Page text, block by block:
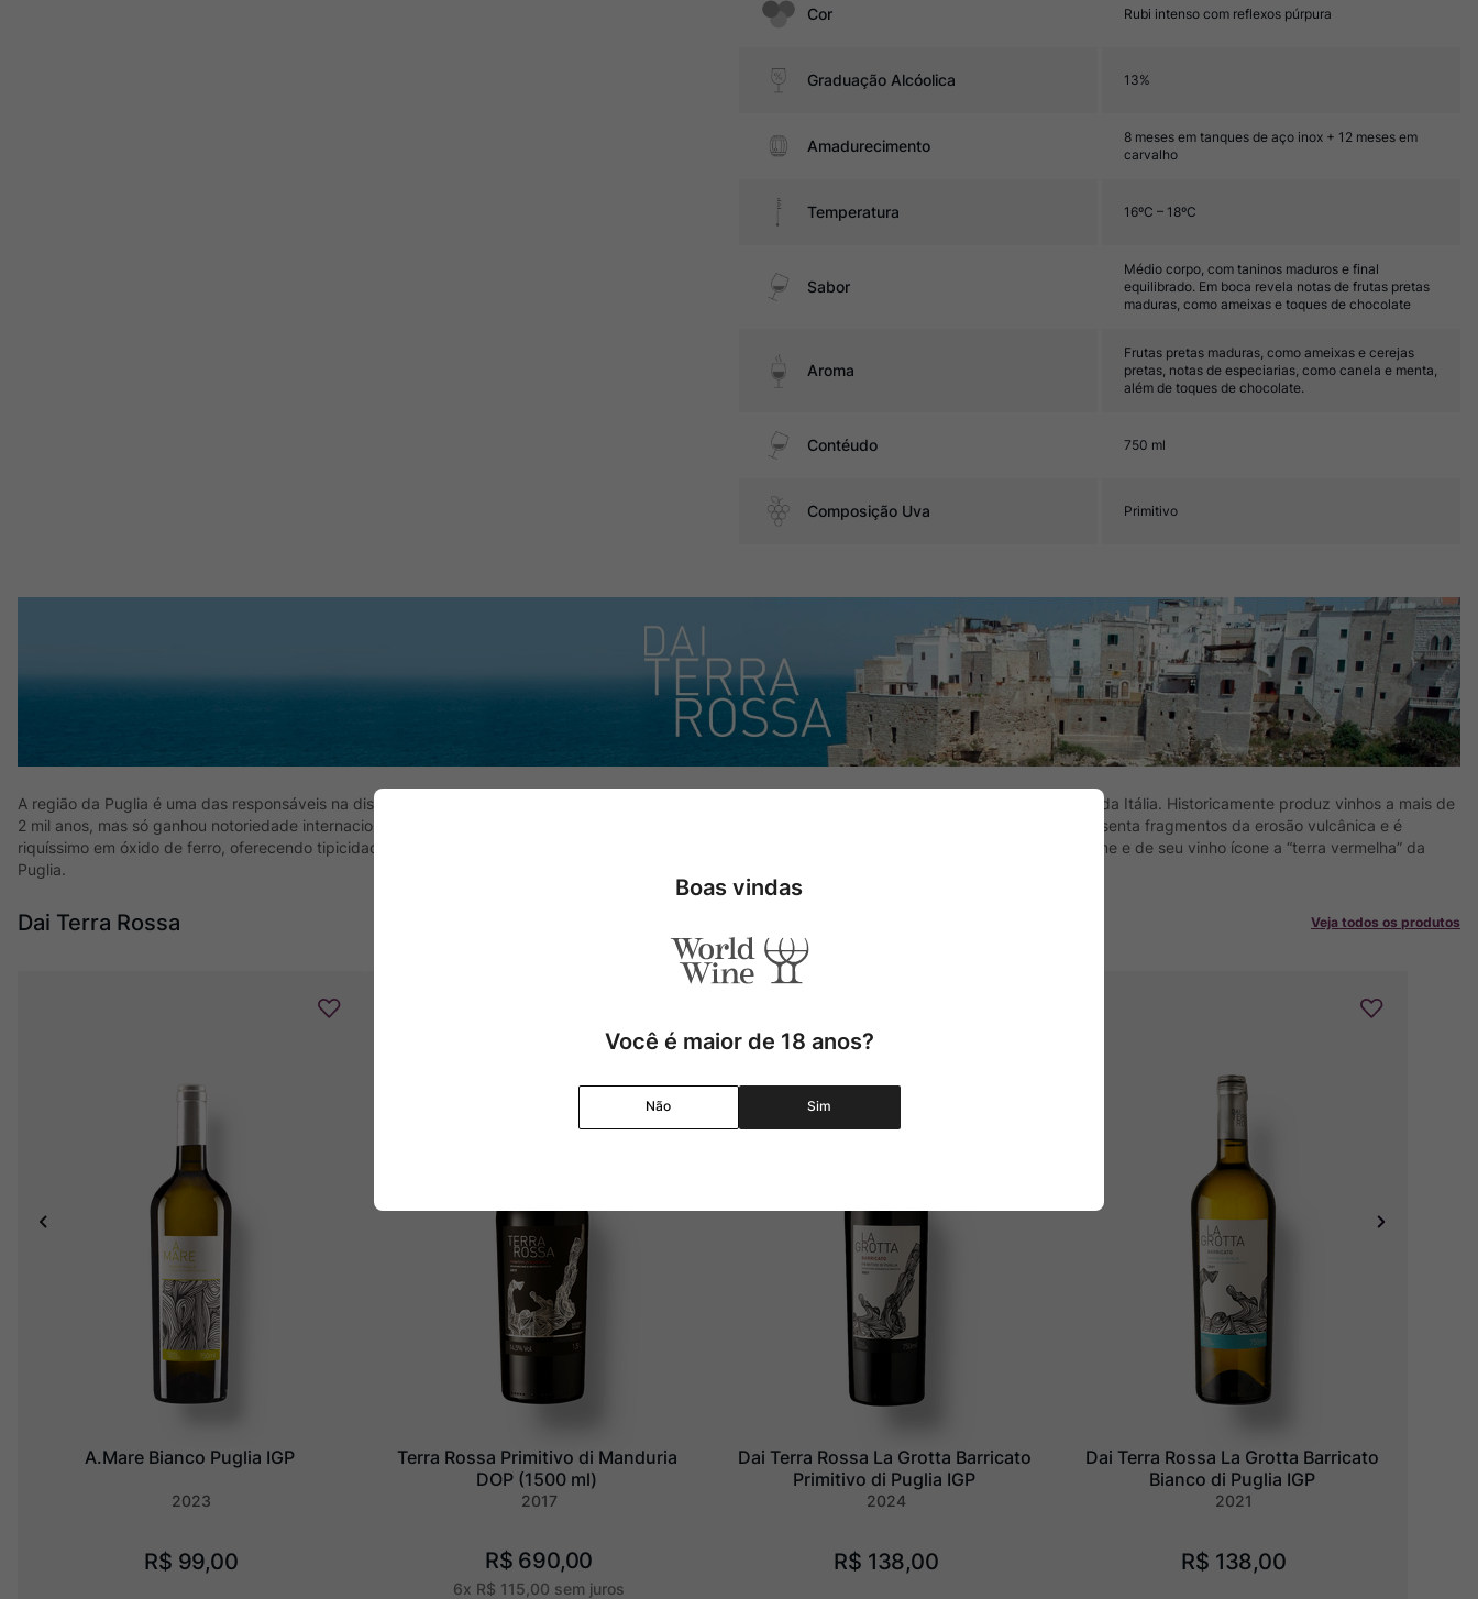
Cor Rubi intenso com reflexos púrpura
Graduação Alcóolica 13%
Amadurecimento
8 meses em tanques de aço inox + 12 meses em
carvalho
Temperatura 16ºC – 18ºC
Sabor
Médio corpo, com taninos maduros e final
equilibrado. Em boca revela notas de frutas pretas
maduras, como ameixas e toques de chocolate
Aroma
Frutas pretas maduras, como ameixas e cerejas
pretas, notas de especiarias, como canela e menta,
além de toques de chocolate.
Contéudo 750 ml
Composição Uva Primitivo
A região da Puglia é uma das responsáveis na disseminação da cultura do vinho em toda a Europa, sendo a porta de entrada também para o restante da Itália. Historicamente produz vinhos a mais de
2 mil anos, mas só ganhou notoriedade internacional em 1974 com a criação da DOC Primitivo di Manduria. Após milhares de anos, seu solo ainda apresenta fragmentos da erosão vulcânica e é
riquíssimo em óxido de ferro, oferecendo tipicidade e retratando o que há de melhor na denominação de origem, por isso, a marca carrega em seu nome e de seu vinho ícone a “terra vermelha” da
Puglia.
Dai Terra Rossa Veja todos os produtos
A.Mare Bianco Puglia IGP
2023
R$ 99,00
Terra Rossa Primitivo di Manduria
DOP (1500 ml)
2017
R$ 690,00
6x R$ 115 00 sem juros
Dai Terra Rossa La Grotta Barricato
Primitivo di Puglia IGP
2024
R$ 138,00
Dai Terra Rossa La Grotta Barricato
Bianco di Puglia IGP
2021
R$ 138,00
Boas vindas
Você é maior de 18 anos?
Não Sim